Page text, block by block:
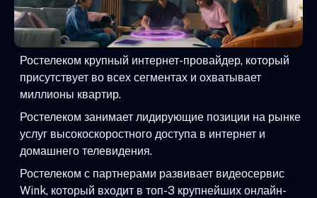
Ростелеком крупный интернет-провайдер, который
присутствует во всех сегментах и охватывает
миллионы квартир.
Ростелеком занимает лидирующие позиции на рынке
услуг высокоскоростного доступа в интернет и
домашнего телевидения.
Ростелеком с партнерами развивает видеосервис
Wink, который входит в топ-3 крупнейших онлайн-